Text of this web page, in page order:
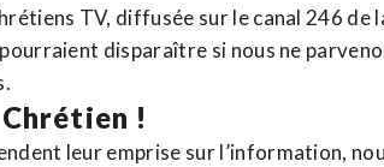
TV, diffusée sur le canal 246 de
disparaître si nous ne
!
leur emprise sur l’information,